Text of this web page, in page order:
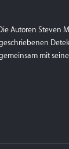
Autoren Steven
mit